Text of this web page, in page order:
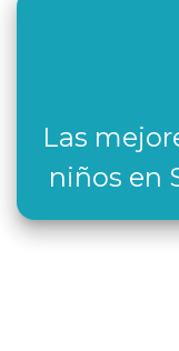
Las
niños en